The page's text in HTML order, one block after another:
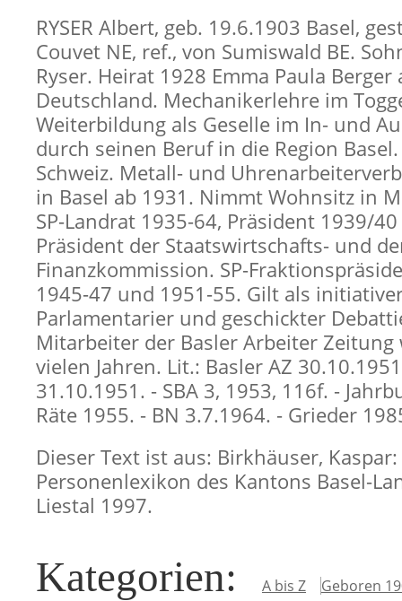
RYSER Albert, geb. 19.6.1903 Basel,
Couvet NE, ref., von Sumiswald BE.
Ryser. Heirat 1928 Emma Paula Berger
Deutschland. Mechanikerlehre im
Weiterbildung als Geselle im In- und
durch seinen Beruf in die Region
Schweiz. Metall- und
in Basel ab 1931. Nimmt Wohnsitz in
SP-Landrat 1935-64, Präsident 1939/
Präsident der Staatswirtschafts- und
Finanzkommission. SP-
1945-47 und 1951-55. Gilt als
Parlamentarier und geschickter
Mitarbeiter der Basler Arbeiter Zeitung
vielen Jahren. Lit.: Basler AZ
31.10.1951. - SBA 3, 1953, 116f. -
Räte 1955. - BN 3.7.1964. - Grieder
Dieser Text ist aus: Birkhäuser, Kaspar:
Personenlexikon des Kantons Basel-
Liestal 1997.
Kategorien: A bis Z Geboren